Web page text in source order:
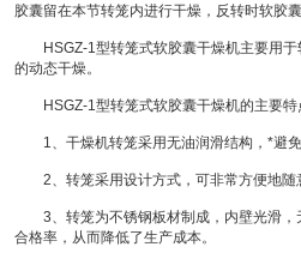
胶囊留在本节转笼内进行干燥，反转时软胶
HSGZ-1型转笼式软胶囊干燥机主要用于
的动态干燥。
HSGZ-1型转笼式软胶囊干燥机的主要特
1、干燥机转笼采用无油润滑结构，*避免
2、转笼采用设计方式，可非常方便地随
3、转笼为不锈钢板材制成，内壁光滑，
合格率，从而降低了生产成本。